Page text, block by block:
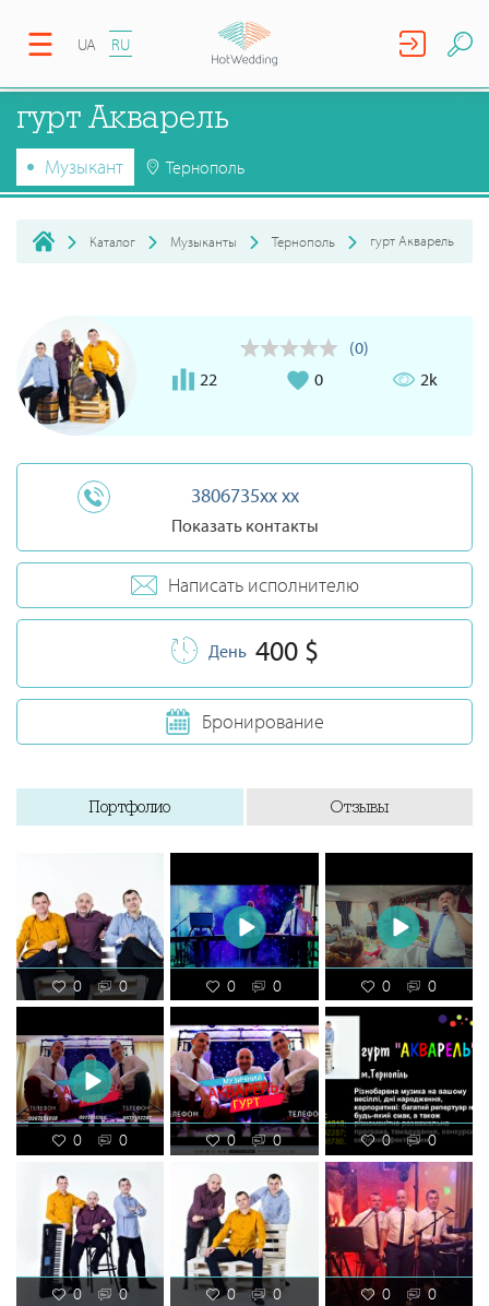
UA RU
гурт Акварель
Музыкант Тернополь
Каталог Музыканты Тернополь гурт Акварель
(0)
22
0 2k
3806735xx xx
Показать контакты
Написать исполнителю
День 400 $
Бронирование
Портфолио Отзывы
0 0 0 0 0 0
0 0 0 0 0 0
0 0 0 0 0 0